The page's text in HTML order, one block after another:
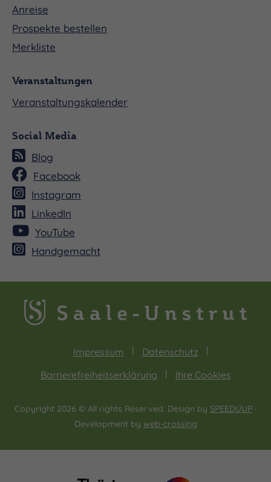
Anreise
Prospekte bestellen
Merkliste
Veranstaltungen
Veranstaltungskalender
Social Media
Blog
Facebook
Instagram
LinkedIn
YouTube
Handgemacht
Impressum
Datenschutz
Barrierefreiheitserklärung
Ihre Cookies
Copyright 2026 © All rights Reserved. Design by SPEEDUUP ·
Development by web-crossing